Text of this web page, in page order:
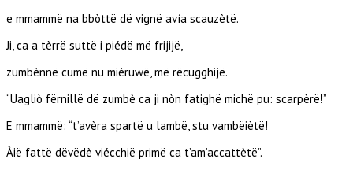
e mmammë na bbòttë dë vignë avía scauzètë.
Ji, ca a tèrrë suttë i piédë më frijijë,
zumbènnë cumë nu miéruwë, më rëcugghijë.
“Uagliò fërnillë dë zumbè ca ji nòn fatighë michë pu: scarpèrë!”
E mmammë: “t’avèra spartë u lambë, stu vambëiètë!
Àië fattë dëvëdè viécchië primë ca t’am’accattètë”.